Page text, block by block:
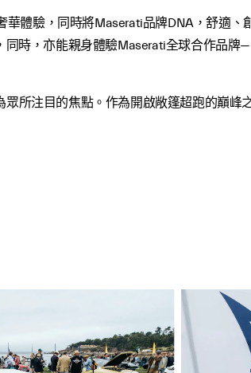
體驗，同時將Maserati品牌DNA，舒適、
時，亦能親身體驗Maserati全球合作品牌
所注目的焦點。作為開啟敞篷超跑的巔峰